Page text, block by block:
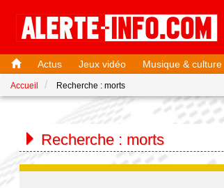
Actus Jeux vidéo Musique & culture
Accueil Recherche : morts
Recherche : morts